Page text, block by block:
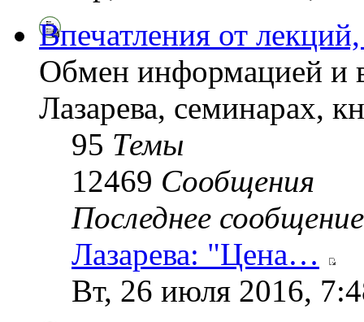
Впечатления от
Обмен информацией и
Лазарева, семинарах,
95 Темы
12469 Сообщения
Последнее сообщение
Лазарева: "Цена…
Вт, 26 июля 2016,